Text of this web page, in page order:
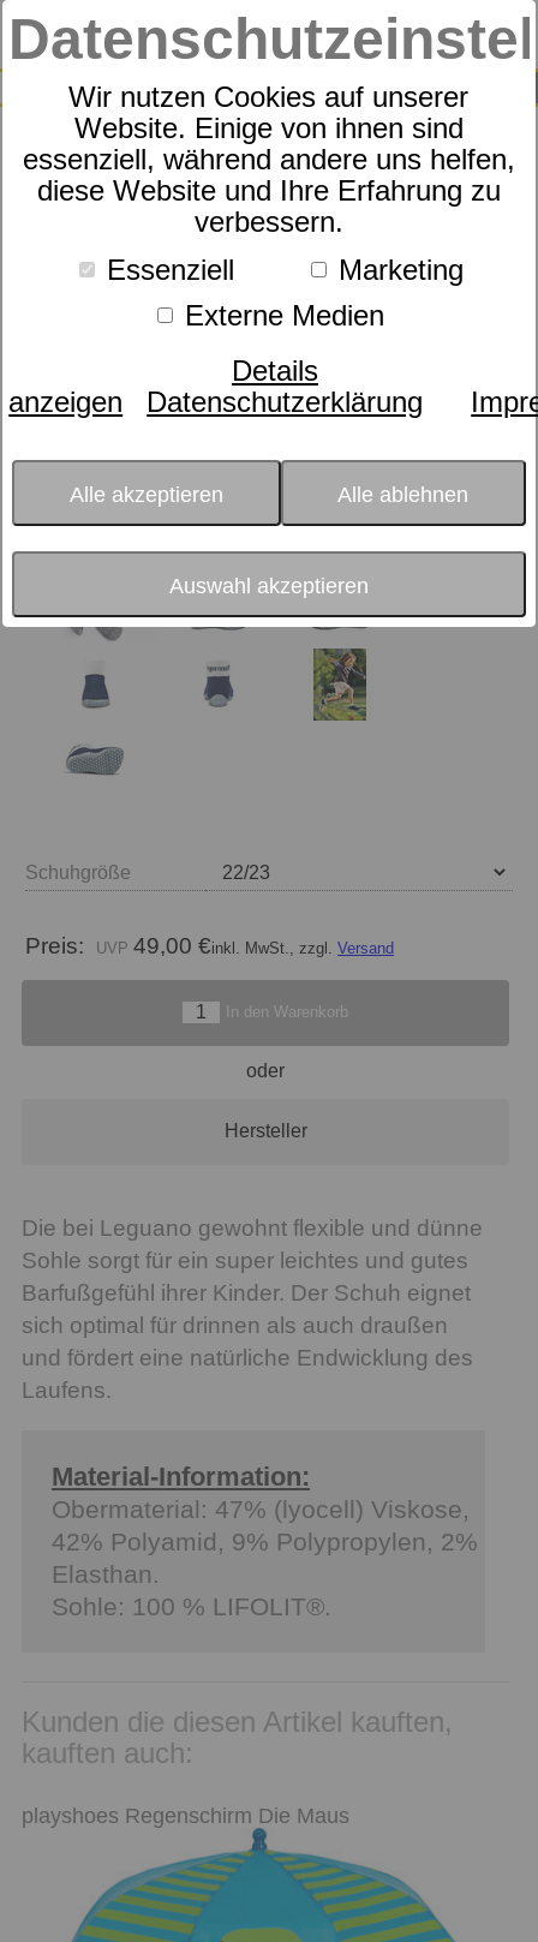
Wir nutzen Cookies auf unserer
Website. Einige von ihnen sind
essenziell, während andere uns helfen,
diese Website und Ihre Erfahrung zu
verbessern.
Essenziell
Marketing
Externe Medien
Details
anzeigen
Datenschutzerklärung
Alle akzeptieren Alle ablehnen
Auswahl akzeptieren
SUCHE
0
Kinder-Barfußschuh - schon
ab dem ersten Laufversuch
in Blau.
Schuhgröße
Preis: 49,00 €inkl. MwSt., zzgl. Versand
In den Warenkorb
oder
Hersteller
Die bei Leguano gewohnt flexible und dünne
Sohle sorgt für ein super leichtes und gutes
Barfußgefühl ihrer Kinder. Der Schuh eignet
sich optimal für drinnen als auch draußen
und fördert eine natürliche Endwicklung des
Laufens.
Material-Information:
Obermaterial: 47% (lyocell) Viskose,
42% Polyamid, 9% Polypropylen, 2%
Elasthan.
Sohle: 100 % LIFOLIT®.
Kunden die diesen Artikel kauften,
kauften auch:
playshoes Regenschirm Die Maus